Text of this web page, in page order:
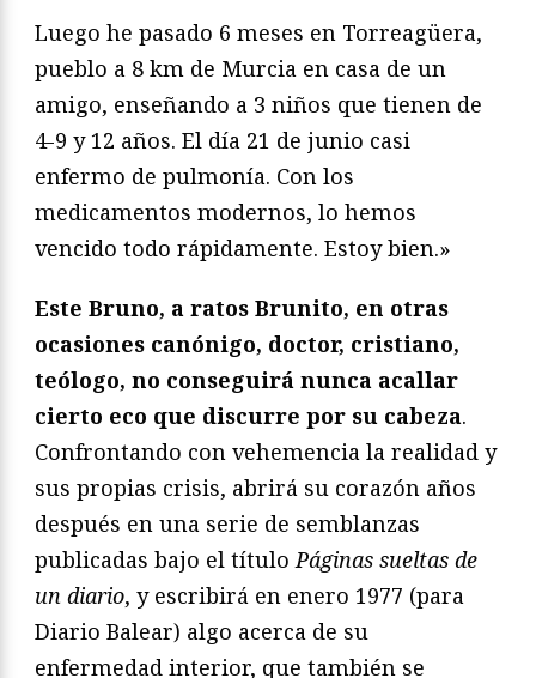
Luego he pasado 6 meses en Torreagüera,
pueblo a 8 km de Murcia en casa de un
amigo, enseñando a 3 niños que tienen de
4-9 y 12 años. El día 21 de junio casi
enfermo de pulmonía. Con los
medicamentos modernos, lo hemos
vencido todo rápidamente. Estoy bien.»
Este Bruno, a ratos Brunito, en otras
ocasiones canónigo, doctor, cristiano,
teólogo, no conseguirá nunca acallar
cierto eco que discurre por su cabeza.
Confrontando con vehemencia la realidad y
sus propias crisis, abrirá su corazón años
después en una serie de semblanzas
publicadas bajo el títuloPáginas sueltas de
un diario, y escribirá en enero 1977 (para
Diario Balear) algo acerca de su
enfermedad interior, que también se